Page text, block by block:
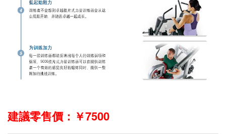
建議零售價：￥7500